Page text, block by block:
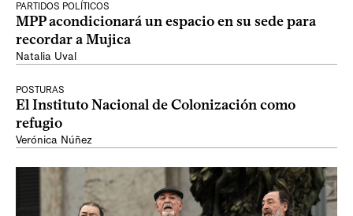
PARTIDOS POLÍTICOS
MPP acondicionará un espacio en su sede para
recordar a Mujica
Natalia Uval
POSTURAS
El Instituto Nacional de Colonización como
refugio
Verónica Núñez